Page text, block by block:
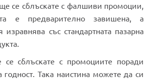
се сблъскате с фалшиви промоции,
е предварително завишена, а
изравнява със стандартната пазарна
сблъскате с промоциите поради
годност. Така наистина можете да си